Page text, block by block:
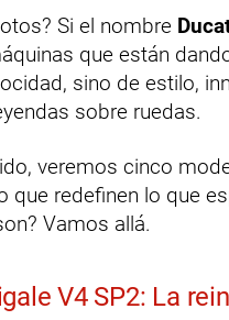
Si el nombre
que están
sino de estilo,
sobre ruedas.
veremos cinco
que redefinen lo que
Vamos allá.
V4 SP2: La